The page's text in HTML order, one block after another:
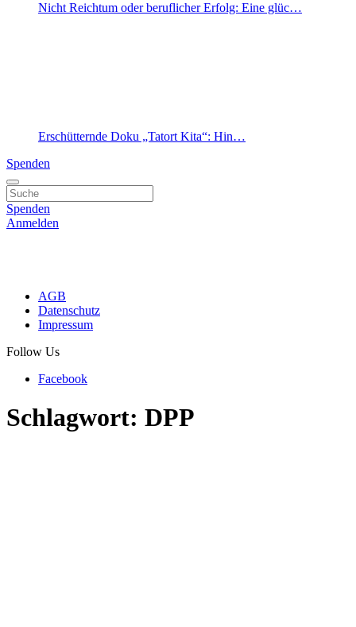
Nicht Reichtum oder beruflicher Erfolg: Eine glüc…
Erschütternde Doku „Tatort Kita“: Hin…
Spenden
Spenden
Anmelden
AGB
Datenschutz
Impressum
Follow Us
Facebook
Schlagwort: DPP